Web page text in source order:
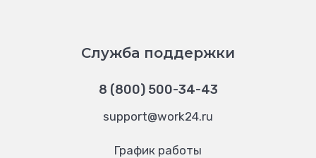
Служба поддержки
8 (800) 500-34-43
support@work24.ru
График работы